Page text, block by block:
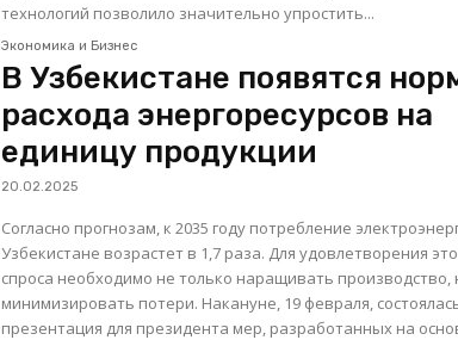
технологий позволило значительно упростить...
Экономика и Бизнес
В Узбекистане появятся
расхода энергоресурсов на
единицу продукции
20.02.2025
Согласно прогнозам, к 2035 году потребление
Узбекистане возрастет в 1,7 раза. Для удовлетворения
спроса необходимо не только наращивать производство,
минимизировать потери. Накануне, 19 февраля, состоялась
презентация для президента мер, разработанных на